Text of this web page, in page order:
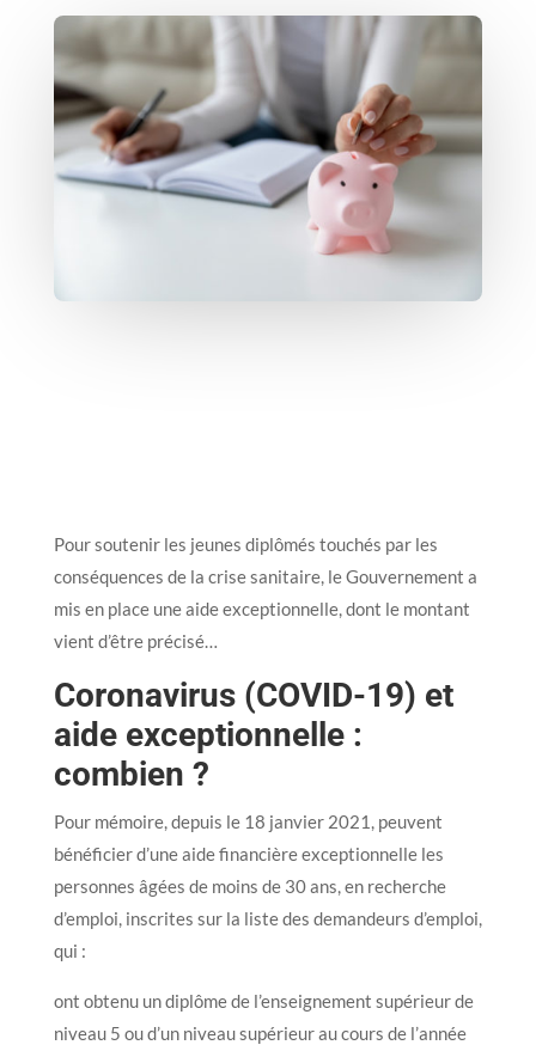
Pour soutenir les jeunes diplômés touchés par les
conséquences de la crise sanitaire, le Gouvernement a
mis en place une aide exceptionnelle, dont le montant
vient d’être précisé…
Coronavirus (COVID-19) et
aide exceptionnelle :
combien ?
Pour mémoire, depuis le 18 janvier 2021, peuvent
bénéficier d’une aide financière exceptionnelle les
personnes âgées de moins de 30 ans, en recherche
d’emploi, inscrites sur la liste des demandeurs d’emploi,
qui :
ont obtenu un diplôme de l’enseignement supérieur de
niveau 5 ou d’un niveau supérieur au cours de l’année